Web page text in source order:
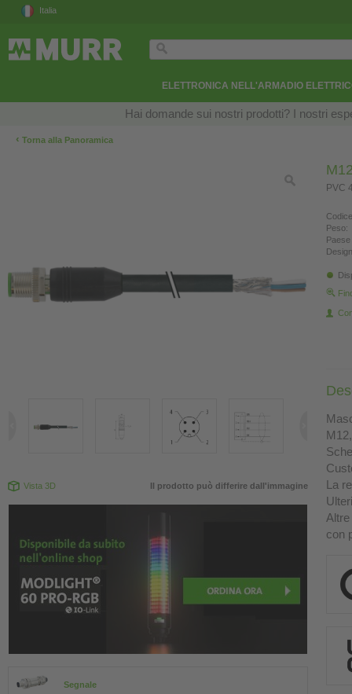
Italia
ELETTRONICA NELL'ARMADIO
Hai domande sui nostri prodotti? I nostri
‹ Torna alla Panoramica
Vista 3D Il prodotto può differire dall'immagine
Segnale
PVC
Peso:
La
con